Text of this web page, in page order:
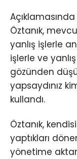
Öztanık,
yanlış işlerle
işlerle ve
gözünden
yapsaydınız
kullandı.
Öztanık,
yaptıkları
yönetime